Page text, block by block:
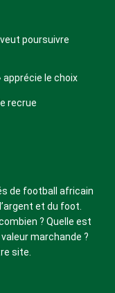
poursuivre
apprécie le choix
recrue
de football africain
et du foot.
? Quelle est
marchande ?
site.